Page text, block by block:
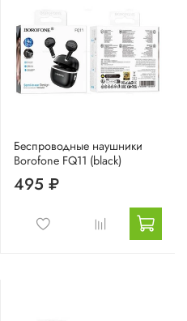
Беспроводные наушники
Borofone FQ11 (black)
495 ₽